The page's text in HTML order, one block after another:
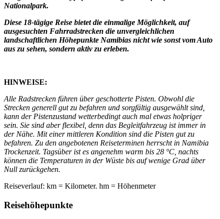
Nationalpark.
Diese 18-tägige Reise bietet die einmalige Möglichkeit, auf
ausgesuchten Fahrradstrecken die unvergleichlichen
landschaftlichen Höhepunkte Namibias nicht wie sonst vom Auto
aus zu sehen, sondern aktiv zu erleben.
HINWEISE:
Alle Radstrecken führen über geschotterte Pisten. Obwohl die
Strecken generell gut zu befahren und sorgfältig ausgewählt sind,
kann der Pistenzustand wetterbedingt auch mal etwas holpriger
sein. Sie sind aber flexibel, denn das Begleitfahrzeug ist immer in
der Nähe. Mit einer mittleren Kondition sind die Pisten gut zu
befahren. Zu den angebotenen Reiseterminen herrscht in Namibia
Trockenzeit. Tagsüber ist es angenehm warm bis 28 °C, nachts
können die Temperaturen in der Wüste bis auf wenige Grad über
Null zurückgehen.
Reiseverlauf: km = Kilometer. hm = Höhenmeter
Reisehöhepunkte